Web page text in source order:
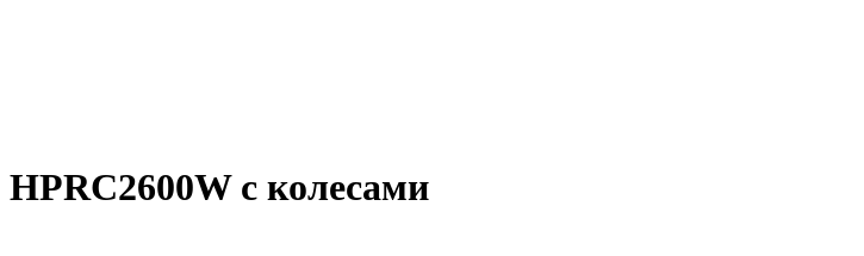
HPRC2600W с колесами